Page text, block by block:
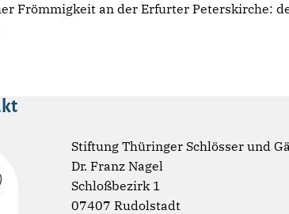
Frömmigkeit an der Erfurter Peterskirche:
Stiftung Thüringer Schlösser und
Dr. Franz Nagel
Schloßbezirk 1
07407 Rudolstadt